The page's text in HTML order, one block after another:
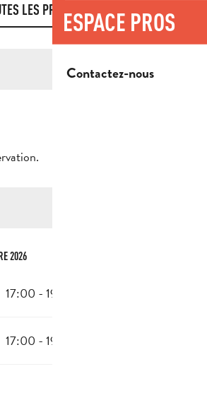
ESPACE PROS
Contactez-nous
LES PRESTATIONS
5 DÉCEMBRE 2026
2026
17:00 - 19:00
17:00 - 19:00